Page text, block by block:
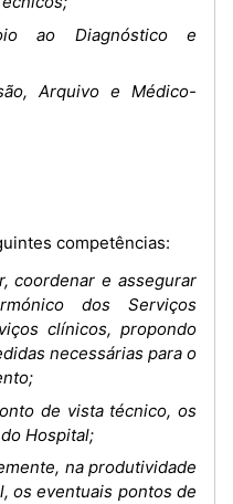
ao Diagnóstico e
Arquivo e Médico-
competências:
coordenar e assegurar
dos Serviços
clínicos, propondo
necessárias para o
de vista técnico, os
Hospital;
na produtividade
os eventuais pontos de